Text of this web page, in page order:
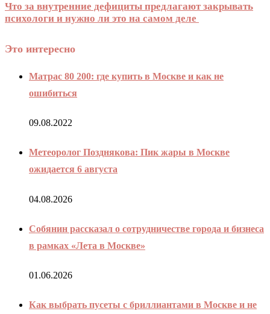
Что за внутренние дефициты предлагают закрывать
психологи и нужно ли это на самом деле
Это интересно
Матрас 80 200: где купить в Москве и как не
ошибиться
09.08.2022
Метеоролог Позднякова: Пик жары в Москве
ожидается 6 августа
04.08.2026
Собянин рассказал о сотрудничестве города и бизнеса
в рамках «Лета в Москве»
01.06.2026
Как выбрать пусеты с бриллиантами в Москве и не